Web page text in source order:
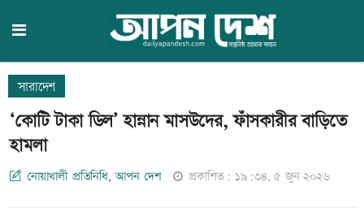
সারাদেশ
‘কোটি টাকা ডিল’ হান্নান মাসউদের, ফাঁসকারীর বাড়িতে
হামলা
নোয়াখালী প্রতিনিধি, আপন দেশ প্রকাশিত: ১৯:৩৪, ৫ জুন ২০২৬